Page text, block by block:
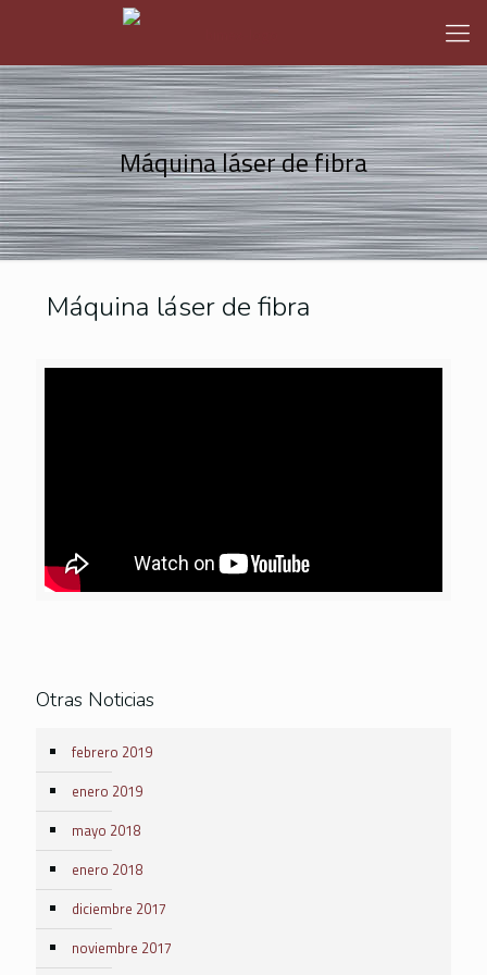
Máquina láser de fibra
Máquina láser de fibra
Otras Noticias
febrero 2019
enero 2019
mayo 2018
enero 2018
diciembre 2017
noviembre 2017